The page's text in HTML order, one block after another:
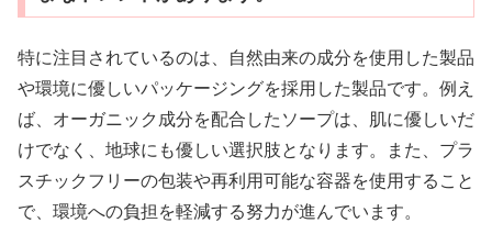
特に注目されているのは、自然由来の成分を使用した製品
や環境に優しいパッケージングを採用した製品です。例え
ば、オーガニック成分を配合したソープは、肌に優しいだ
けでなく、地球にも優しい選択肢となります。また、プラ
スチックフリーの包装や再利用可能な容器を使用すること
で、環境への負担を軽減する努力が進んでいます。